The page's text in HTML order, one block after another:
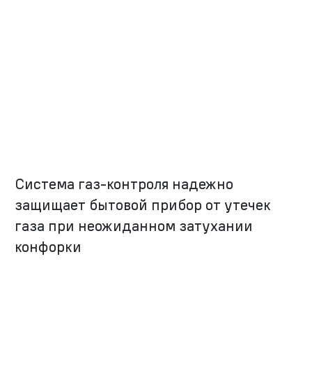
Система газ-контроля надежно
защищает бытовой прибор от утечек
газа при неожиданном затухании
конфорки